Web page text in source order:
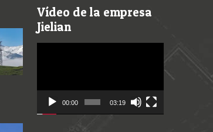
Vídeo de la empresa
Jielian
00:00 03:19